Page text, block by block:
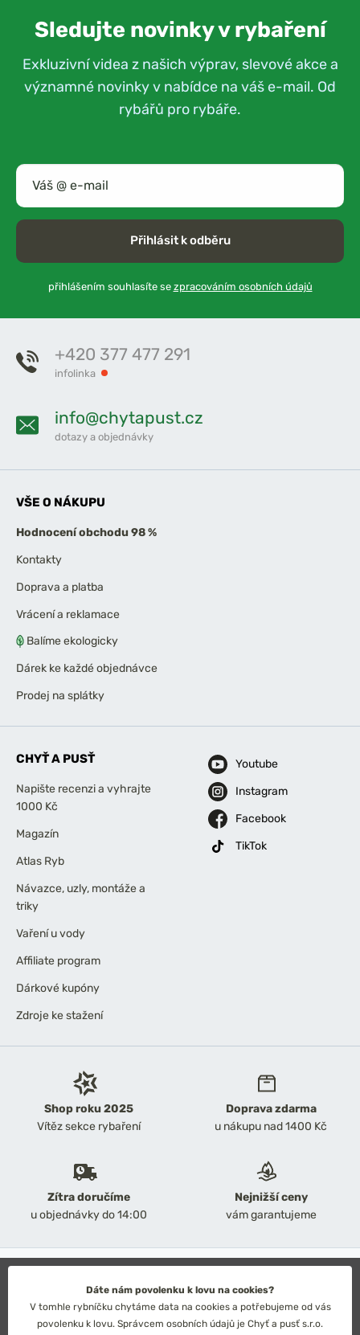
Sledujte novinky v rybaření
Exkluzivní videa z našich výprav, slevové akce a
významné novinky v nabídce na váš e-mail. Od
rybářů pro rybáře.
Přihlásit k odběru
přihlášením souhlasíte se zpracováním osobních údajů
Shop roku 2025
Vítěz sekce rybaření
Doprava zdarma
u nákupu nad 1400 Kč
Zítra doručíme
u objednávky do 14:00
Nejnižší ceny
vám garantujeme
+420 377 477 291
infolinka
info@chytapust.cz
dotazy a objednávky
VŠE O NÁKUPU
Hodnocení obchodu 98 %
Kontakty
Doprava a platba
Vrácení a reklamace
Balíme ekologicky
Dárek ke každé objednávce
Prodej na splátky
CHYŤ A PUSŤ
Napište recenzi a vyhrajte
1000 Kč
Magazín
Atlas Ryb
Návazce, uzly, montáže a
triky
Vaření u vody
Affiliate program
Dárkové kupóny
Zdroje ke stažení
Youtube
Instagram
Facebook
TikTok
Obchodní podmínky
Ochrana osobních údajů
Technické řešení: Simplia s.r.o.
Dáte nám povolenku k lovu na cookies?
V tomhle rybníčku chytáme data na cookies a potřebujeme od vás
povolenku k lovu. Správcem osobních údajů je Chyť a pusť s.r.o.